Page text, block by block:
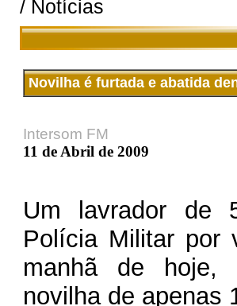
/ Notícias
Novilha é furtada e abatida
Intersom FM
11 de Abril de 2009
Um lavrador de
Polícia Militar por
manhã de
novilha de apenas